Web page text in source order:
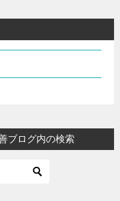
ブログ内の検索